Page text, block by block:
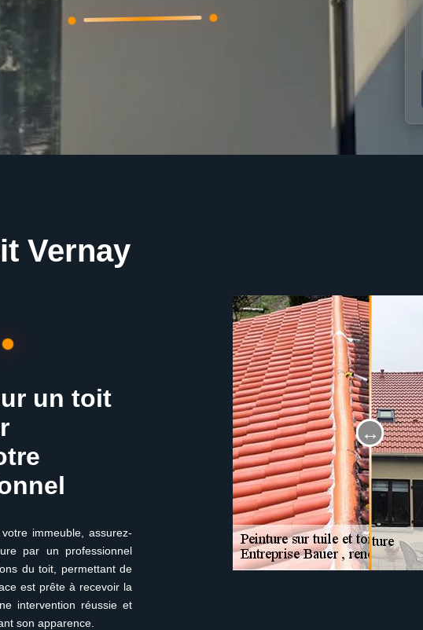
Vernay
un toit
immeuble, assurez-
par un professionnel
du toit, permettant de
est prête à recevoir la
intervention réussie et
son apparence.